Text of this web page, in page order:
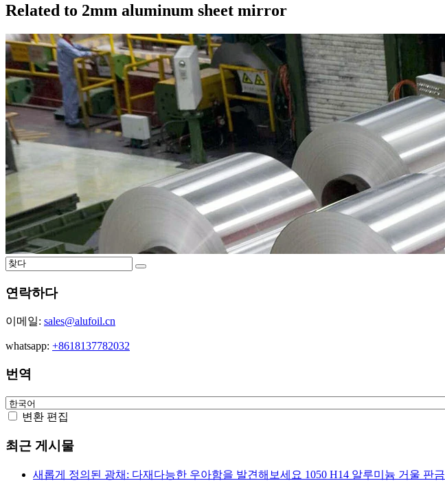
Related to 2mm aluminum sheet mirror
연락하다
이메일: sales@alufoil.cn
whatsapp: +8618137782032
번역
변환 편집
최근 게시물
새롭게 정의된 광채: 다재다능한 우아함을 발견해보세요 1050 H14 알루미늄 거울 판금